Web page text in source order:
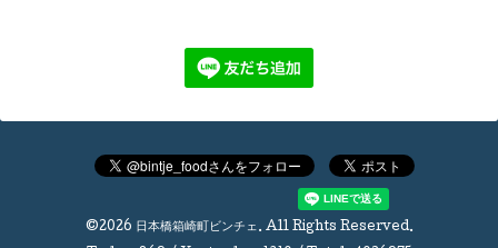
©2026 日本橋箱崎町ビンチェ. All Rights Reserved.